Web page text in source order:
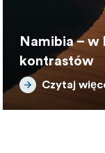
Namibia – w
kontrastów
Czytaj